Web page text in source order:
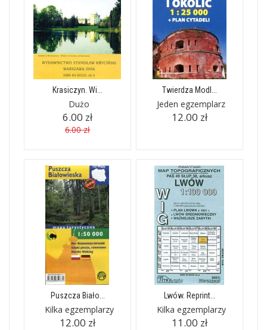
Krasiczyn. Wi...
Dużo
6.00 zł
6.00 zł
Twierdza Modl...
Jeden egzemplarz
12.00 zł
Puszcza Biało...
Kilka egzemplarzy
12.00 zł
Lwów. Reprint...
Kilka egzemplarzy
11.00 zł